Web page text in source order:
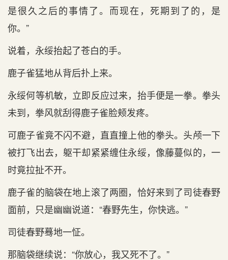
是很久之后的事情了。而现在，死期到了的，是
你。”
说着，永绥抬起了苍白的手。
鹿子雀猛地从背后扑上来。
永绥何等机敏，立即反应过来，抬手便是一拳。拳头
未到，拳风就刮得鹿子雀脸颊发疼。
可鹿子雀竟不闪不避，直直撞上他的拳头。头颅一下
被打飞出去，躯干却紧紧缠住永绥，像藤蔓似的，一
时竟拉扯不开。
鹿子雀的脑袋在地上滚了两圈，恰好来到了司徒春野
面前，只是幽幽说道：“春野先生，你快逃。”
司徒春野蓦地一怔。
那脑袋继续说：“你放心，我又死不了。”